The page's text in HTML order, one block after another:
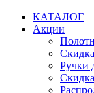
Перейти
содержимому
КАТАЛОГ
Акции
Ручки